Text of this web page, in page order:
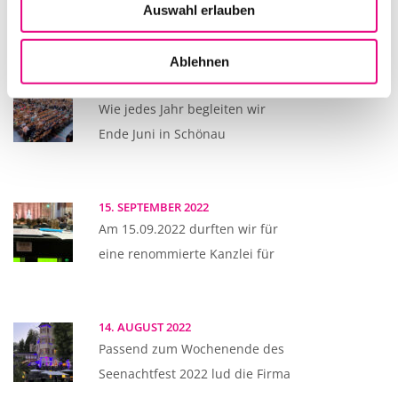
Auswahl erlauben
Ablehnen
Jubiläum. Im
02. JULI 2023
Wie jedes Jahr begleiten wir
Ende Juni in Schönau
15. SEPTEMBER 2022
Am 15.09.2022 durften wir für
eine renommierte Kanzlei für
14. AUGUST 2022
Passend zum Wochenende des
Seenachtfest 2022 lud die Firma